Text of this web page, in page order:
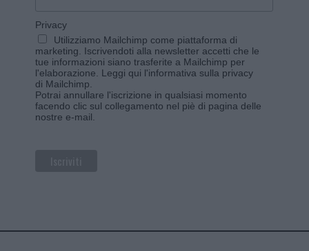
Privacy
Utilizziamo Mailchimp come piattaforma di
marketing. Iscrivendoti alla newsletter accetti che le
tue informazioni siano trasferite a Mailchimp per
l'elaborazione. Leggi qui l'informativa sulla privacy
di Mailchimp
Potrai annullare l'iscrizione in qualsiasi momento
facendo clic sul collegamento nel piè di pagina delle
nostre e-mail.